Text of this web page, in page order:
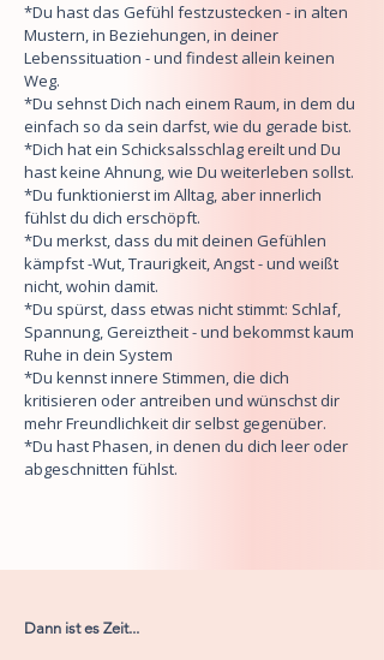
*Du hast das Gefühl festzustecken - in alten
Mustern, in Beziehungen, in deiner
Lebenssituation - und findest allein keinen
Weg.
*Du sehnst Dich nach einem Raum, in dem du
einfach so da sein darfst, wie du gerade bist.
*Dich hat ein Schicksalsschlag ereilt und Du
hast keine Ahnung, wie Du weiterleben sollst.
*Du funktionierst im Alltag, aber innerlich
fühlst du dich erschöpft.
*Du merkst, dass du mit deinen Gefühlen
kämpfst -Wut, Traurigkeit, Angst - und weißt
nicht, wohin damit.
*Du spürst, dass etwas nicht stimmt: Schlaf,
Spannung, Gereiztheit - und bekommst kaum
Ruhe in dein System
*Du kennst innere Stimmen, die dich
kritisieren oder antreiben und wünschst dir
mehr Freundlichkeit dir selbst gegenüber.
*Du hast Phasen, in denen du dich leer oder
abgeschnitten fühlst.
Dann ist es Zeit...